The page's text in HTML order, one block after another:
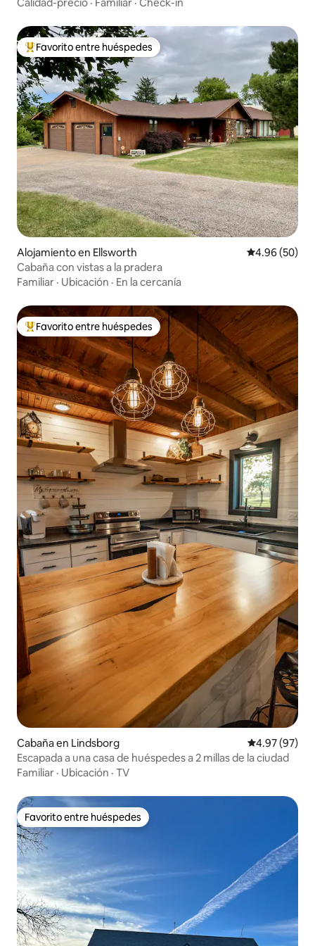
Favorito entre huéspedes preferido
Favorito entre huéspedes
Alojamiento en Ellsworth Calificación
4.96 (50)
Cabaña con vistas a la pradera
Familiar · Ubicación · En la cercanía
Favorito entre huéspedes preferido
Favorito entre huéspedes
Cabaña en Lindsborg Calificación
4.97 (97)
Escapada a una casa de huéspedes a 2 millas de la ciudad
Familiar · Ubicación · TV
Favorito entre huéspedes
Favorito entre huéspedes